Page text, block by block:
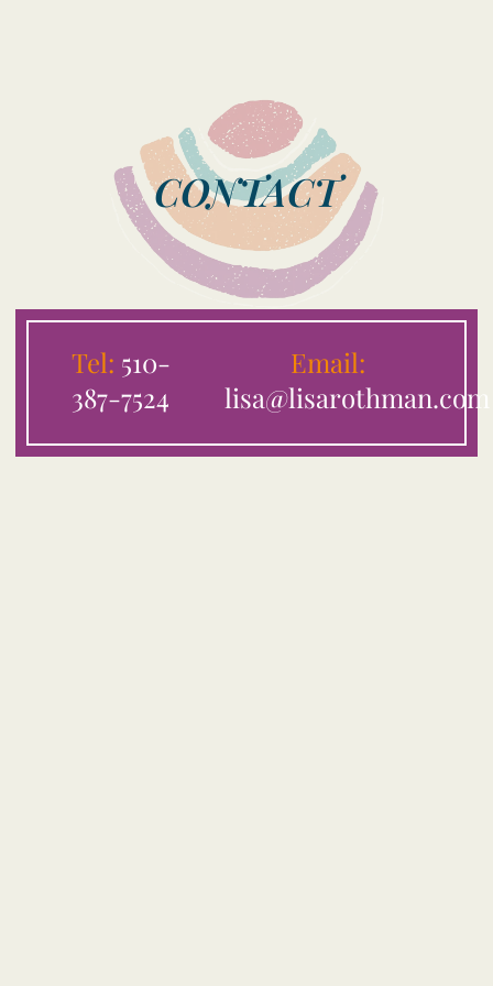
CONTACT
Tel: 510-
387-7524
Email:
lisa@lisarothman.com